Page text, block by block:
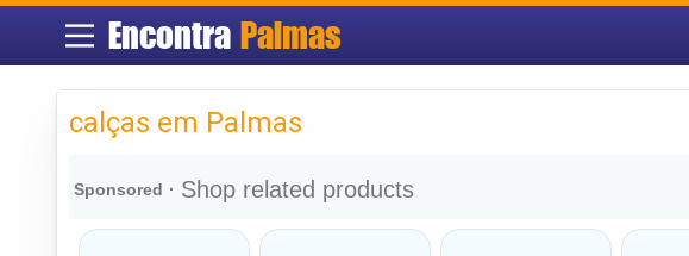
Encontra Palmas
calças em Palmas